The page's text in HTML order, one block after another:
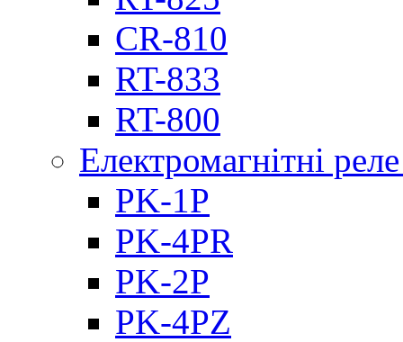
CR-810
RT-833
RT-800
Електромагнітні
PK-1P
PK-4PR
PK-2Р
PK-4PZ